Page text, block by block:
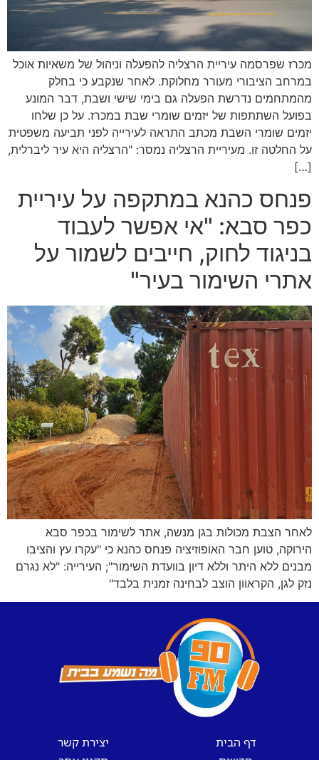
מכרז שפרסמה עיריית הרצליה להפעלה וניהול של משאיות אוכל
במרחב הציבורי מעורר מחלוקת. לאחר שנקבע כי בחלק
מהמתחמים נדרשת הפעלה גם בימי שישי ושבת, דבר המונע
בפועל השתתפות של יזמים שומרי שבת במכרז. על כן שלחו
יזמים שומרי השבת מכתב התראה לעירייה לפני תביעה משפטית
על החלטה זו. מעיריית הרצליה נמסר: "הרצליה היא עיר ליברלית,
[…]
פנחס כהנא במתקפה על עיריית
כפר סבא: "אי אפשר לעבוד
בניגוד לחוק, חייבים לשמור על
אתרי השימור בעיר"
לאחר הצבת מכולות בגן מנשה, אתר לשימור בכפר סבא
הירוקה, טוען חבר האופוזיציה פנחס כהנא כי "עקרו עץ והציבו
מבנים ללא היתר וללא דיון בוועדת השימור"; העירייה: "לא נגרם
נזק לגן, הקראוון הוצב לבחינה זמנית בלבד"
דף הבית
יצירת קשר